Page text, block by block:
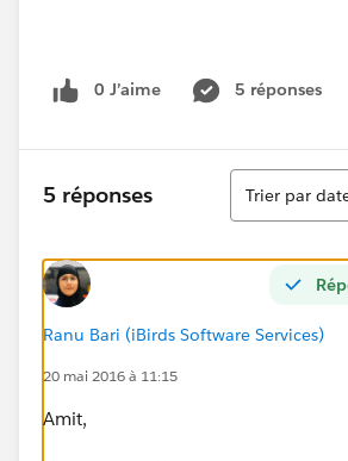
0 J’aime 5 réponses
5 réponses
Tri
Trier par
Ranu Bari (iBirds Software Services)
20 mai 2016 à 11:15
Amit,